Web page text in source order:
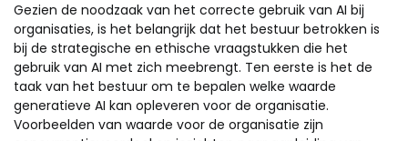
Gezien de noodzaak van het correcte gebruik van AI bij
organisaties, is het belangrijk dat het bestuur betrokken is
bij de strategische en ethische vraagstukken die het
gebruik van AI met zich meebrengt. Ten eerste is het de
taak van het bestuur om te bepalen welke waarde
generatieve AI kan opleveren voor de organisatie.
Voorbeelden van waarde voor de organisatie zijn